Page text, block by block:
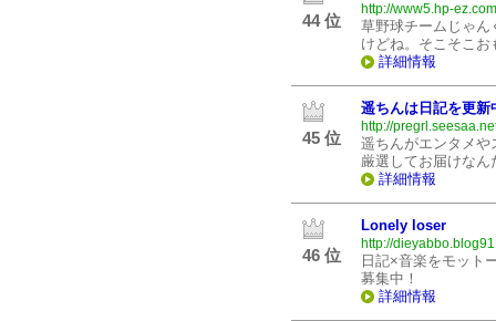
44 位
http://www5.hp-
草野球チームじゃん
けどね。そこそこ
詳細情報
45 位
遥ちんは日記を更新
http://
遥ちんがエンタメや
厳選してお届けなん
詳細情報
46 位
Lonely loser
http://
日記×音楽をモット
募集中！
詳細情報